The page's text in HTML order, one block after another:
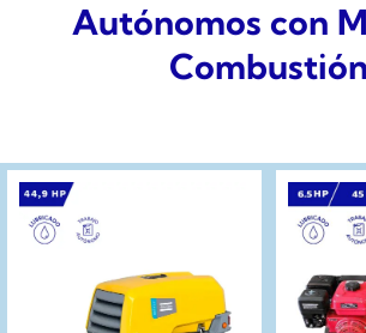
Autónomos con
Combustión